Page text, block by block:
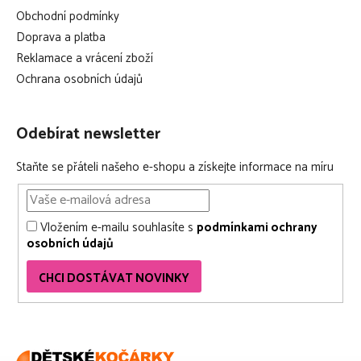
Obchodní podmínky
Doprava a platba
Reklamace a vrácení zboží
Ochrana osobních údajů
Odebírat newsletter
Staňte se přáteli našeho e-shopu a získejte informace na míru
Vložením e-mailu souhlasíte s podmínkami ochrany
osobních údajů
CHCI DOSTÁVAT NOVINKY